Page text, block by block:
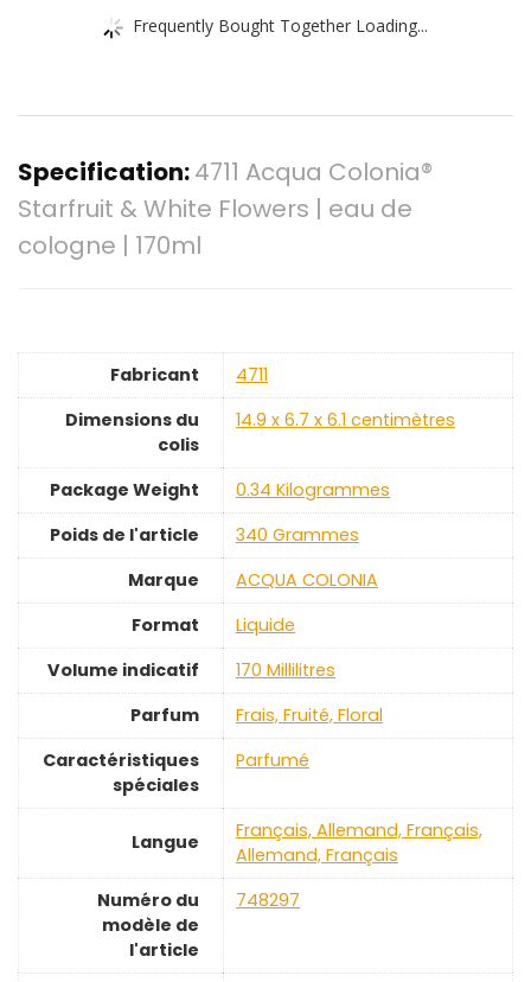
Frequently Bought Together Loading...
Specification:4711 Acqua Colonia®
Starfruit & White Flowers | eau de
cologne | 170ml
Fabricant
‎4711
Dimensions du
colis
‎14.9 x 6.7 x 6.1 centimètres
Package Weight
‎0.34 Kilogrammes
Poids de l'article
‎340 Grammes
Marque
‎ACQUA COLONIA
Format
‎Liquide
Volume indicatif
‎170 Millilitres
Parfum
‎Frais, Fruité, Floral
Caractéristiques
spéciales
‎Parfumé
Langue
‎Français, Allemand, Français,
Allemand, Français
Numéro du
modèle de
l'article
‎748297